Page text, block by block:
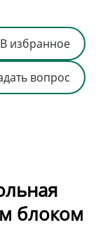
В избранное
вопрос
блоком